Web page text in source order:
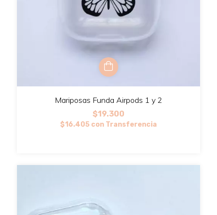
Mariposas Funda Airpods 1 y 2
$19.300
$16.405 con Transferencia